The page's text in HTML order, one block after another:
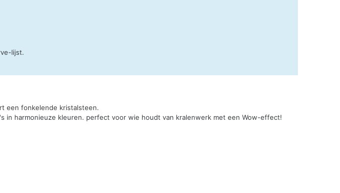
lijst.
een fonkelende kristalsteen.
in harmonieuze kleuren. perfect voor wie houdt van kralenwerk met een Wow-effect!